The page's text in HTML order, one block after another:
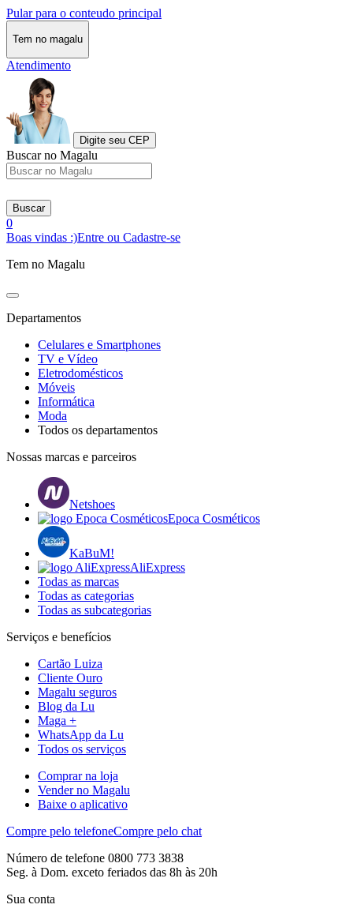
Pular para o conteudo principal
Tem no magalu
Atendimento
Digite seu CEP
Buscar no Magalu
Buscar
0
Boas vindas :)Entre ou Cadastre-se
Tem no Magalu
Departamentos
Celulares e Smartphones
TV e Vídeo
Eletrodomésticos
Móveis
Informática
Moda
Todos os departamentos
Nossas marcas e parceiros
Netshoes
Epoca Cosméticos
KaBuM!
AliExpress
Todas as marcas
Todas as categorias
Todas as subcategorias
Serviços e benefícios
Cartão Luiza
Cliente Ouro
Magalu seguros
Blog da Lu
Maga +
WhatsApp da Lu
Todos os serviços
Comprar na loja
Vender no Magalu
Baixe o aplicativo
Compre pelo telefoneCompre pelo chat
Número de telefone 0800 773 3838
Seg. à Dom. exceto feriados das 8h às 20h
Sua conta